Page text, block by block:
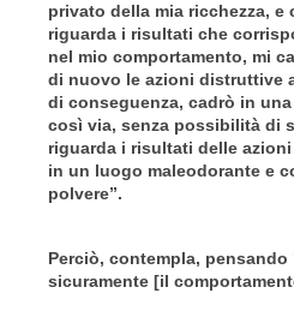
privato della mia ricchezza, e
riguarda i risultati che
nel mio comportamento, mi
di nuovo le azioni distruttive
di conseguenza, cadrò in
così via, senza possibilità di
riguarda i risultati delle
in un luogo maleodorante e
polvere”.
Perciò, contempla, pensando
sicuramente [il